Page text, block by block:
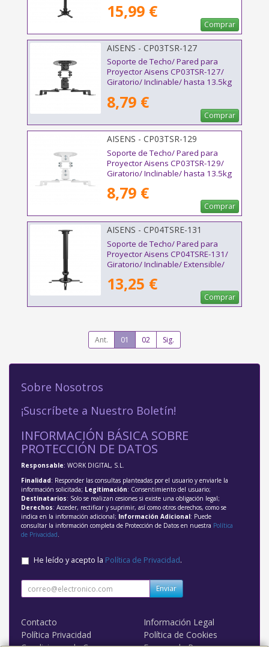
15,99 €
Comprar
AISENS - CP03TSR-127
Soporte de Techo/ Pared para
Proyector Aisens CP03TSR-127/
Giratorio/ Inclinable/ hasta 13.5kg
8,79 €
Comprar
AISENS - CP03TSR-129
Soporte de Techo/ Pared para
Proyector Aisens CP03TSR-129/
Giratorio/ Inclinable/ hasta 13.5kg
8,79 €
Comprar
AISENS - CP04TSRE-131
Soporte de Techo/ Pared para
Proyector Aisens CP04TSRE-131/
Giratorio/ Inclinable/ Extensible/
13,25 €
Comprar
Ant. 01 02 Sig.
Sobre Nosotros
¡Suscríbete a Nuestro Boletín!
INFORMACIÓN BÁSICA SOBRE
PROTECCIÓN DE DATOS
Responsable: WORK DIGITAL, S.L.
Finalidad: Responder las consultas planteadas por el usuario y enviarle la
información solicitada; Legitimación: Consentimiento del usuario;
Destinatarios: Solo se realizan cesiones si existe una obligación legal;
Derechos: Acceder, rectificar y suprimir, así como otros derechos, como se
indica en la información adicional; Información Adicional: Puede
consultar la información completa de Protección de Datos en nuestra Política
de Privacidad.
He leído y acepto la Política de Privacidad.
Enviar
Contacto
Información Legal
Política Privacidad
Política de Cookies